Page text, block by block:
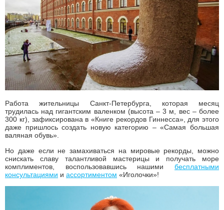
Работа жительницы Санкт-Петербурга, которая месяц
трудилась над гигантским валенком (высота – 3 м, вес – более
300 кг), зафиксирована в «Книге рекордов Гиннесса», для этого
даже пришлось создать новую категорию – «Самая большая
валяная обувь».
Но даже если не замахиваться на мировые рекорды, можно
снискать славу талантливой мастерицы и получать море
комплиментов, воспользовавшись нашими бесплатными
консультациями и ассортиментом «Иголочки»!